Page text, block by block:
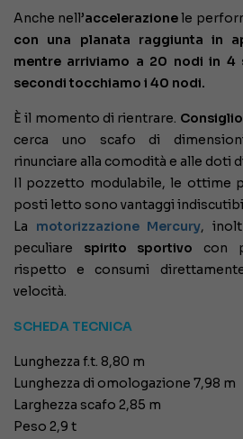
Anche nell’accelerazionele
con una planata raggiunta in
mentre arriviamo a 20 nodi in 4
secondi tocchiamo i 40 nodi.
È il momento di rientrare. Consiglio
cerca uno scafo di
rinunciare alla comodità e alle doti
Il pozzetto modulabile, le ottime
posti letto sono vantaggi
La motorizzazione Mercury,
peculiare spirito sportivo con
rispetto e consumi
velocità.
SCHEDA TECNICA
Lunghezza f.t. 8,80 m
Lunghezza di omologazione 7,98 m
Larghezza scafo 2,85 m
Peso 2,9 t